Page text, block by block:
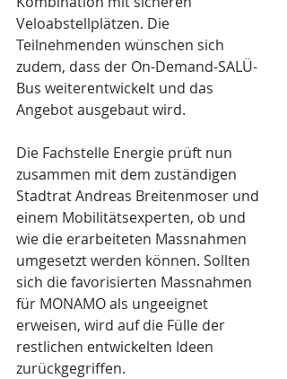
Veloabstellplätzen. Die
Teilnehmenden wünschen sich
zudem, dass der On-Demand-SALÜ-
Bus weiterentwickelt und das
Angebot ausgebaut wird.
Die Fachstelle Energie prüft nun
zusammen mit dem zuständigen
Stadtrat Andreas Breitenmoser und
einem Mobilitätsexperten, ob und
wie die erarbeiteten Massnahmen
umgesetzt werden können. Sollten
sich die favorisierten Massnahmen
für MONAMO als ungeeignet
erweisen, wird auf die Fülle der
restlichen entwickelten Ideen
zurückgegriffen.